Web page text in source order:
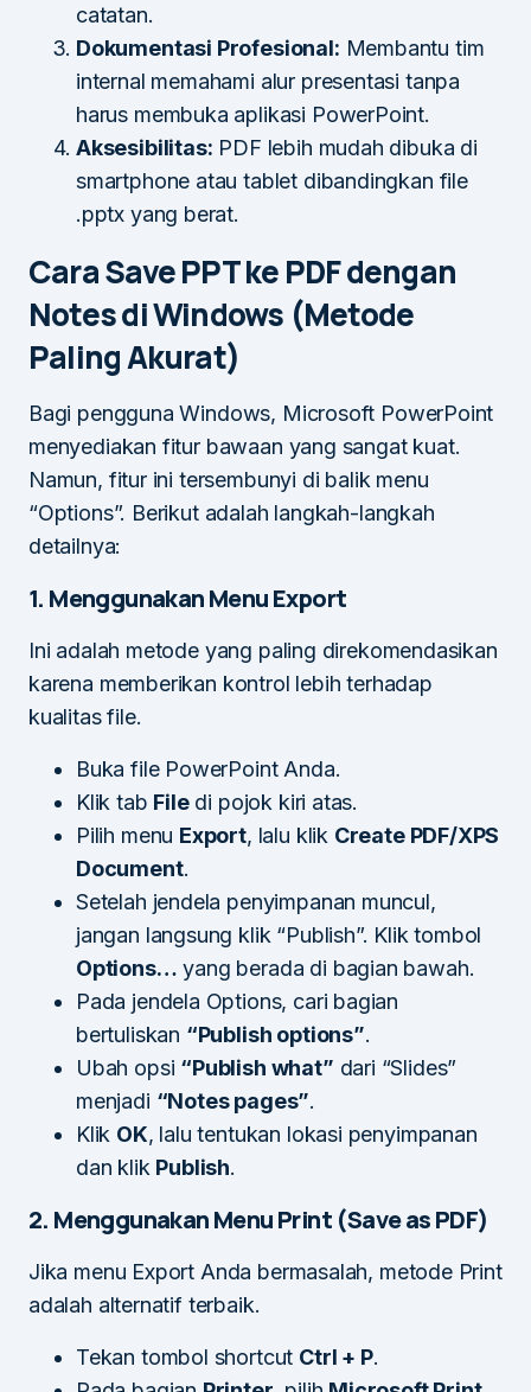
catatan.
Dokumentasi Profesional: Membantu tim
internal memahami alur presentasi tanpa
harus membuka aplikasi PowerPoint.
Aksesibilitas: PDF lebih mudah dibuka di
smartphone atau tablet dibandingkan file
.pptx yang berat.
Cara Save PPT ke PDF dengan
Notes di Windows (Metode
Paling Akurat)
Bagi pengguna Windows, Microsoft PowerPoint
menyediakan fitur bawaan yang sangat kuat.
Namun, fitur ini tersembunyi di balik menu
“Options”. Berikut adalah langkah-langkah
detailnya:
1. Menggunakan Menu Export
Ini adalah metode yang paling direkomendasikan
karena memberikan kontrol lebih terhadap
kualitas file.
Buka file PowerPoint Anda.
Klik tab Filedi pojok kiri atas.
Pilih menu Export, lalu klik Create PDF/XPS
Document.
Setelah jendela penyimpanan muncul,
jangan langsung klik “Publish”. Klik tombol
Options… yang berada di bagian bawah.
Pada jendela Options, cari bagian
bertuliskan “Publish options”.
Ubah opsi “Publish what” dari “Slides”
menjadi “Notes pages”.
Klik OK, lalu tentukan lokasi penyimpanan
dan klik Publish.
2. Menggunakan Menu Print (Save as PDF)
Jika menu Export Anda bermasalah, metode Print
adalah alternatif terbaik.
Tekan tombol shortcut Ctrl + P.